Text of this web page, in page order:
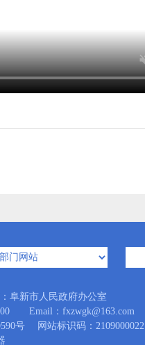
阜新市人民政府办公室
Email：fxzwgk@163.com
号 网站标识码：2109000022